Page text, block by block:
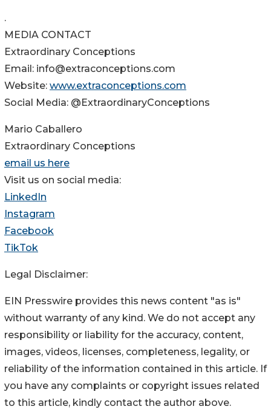
.
MEDIA CONTACT
Extraordinary Conceptions
Email: info@extraconceptions.com
Website: www.extraconceptions.com
Social Media: @ExtraordinaryConceptions
Mario Caballero
Extraordinary Conceptions
email us here
Visit us on social media:
LinkedIn
Instagram
Facebook
TikTok
Legal Disclaimer:
EIN Presswire provides this news content "as is"
without warranty of any kind. We do not accept any
responsibility or liability for the accuracy, content,
images, videos, licenses, completeness, legality, or
reliability of the information contained in this article. If
you have any complaints or copyright issues related
to this article, kindly contact the author above.